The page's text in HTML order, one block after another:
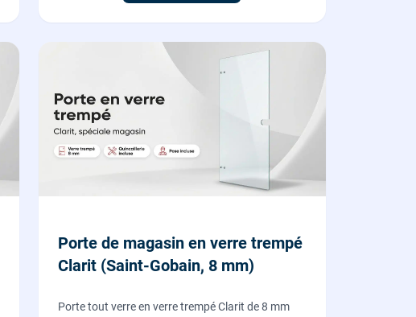
Porte de magasin en verre trempé
Clarit (Saint-Gobain, 8 mm)
Porte tout verre en verre trempé Clarit de 8 mm